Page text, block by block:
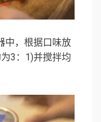
中，根据口味放
3：1)并搅拌均